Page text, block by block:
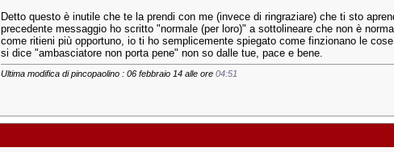
Detto questo è inutile che te la prendi con me (invece di ringraziare) che ti sto
precedente messaggio ho scritto "normale (per loro)" a sottolineare che non è
come ritieni più opportuno, io ti ho semplicemente spiegato come finzionano le
si dice "ambasciatore non porta pene" non so dalle tue, pace e bene.
Ultima modifica di pincopaolino : 06 febbraio 14 alle ore 04:51